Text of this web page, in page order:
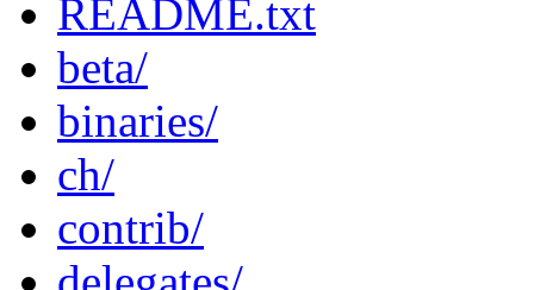
README.txt
beta/
binaries/
ch/
contrib/